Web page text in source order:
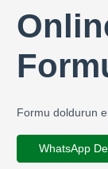
Formu doldurun
WhatsApp